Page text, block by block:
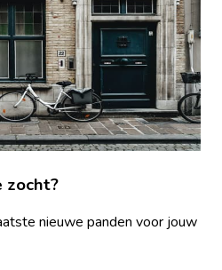
zocht?
nieuwe panden voor jouw